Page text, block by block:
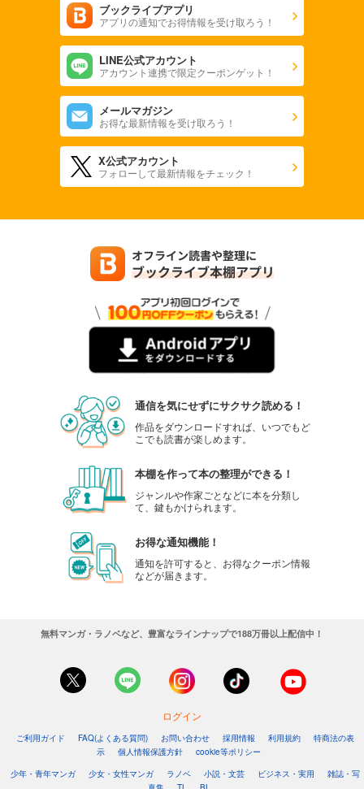
ブックライブアプリ
アプリの通知でお得情報を受け取ろう！
LINE公式アカウント
アカウント連携で限定クーポンゲット！
メールマガジン
お得な最新情報を受け取ろう！
X公式アカウント
フォローして最新情報をチェック！
通信を気にせずにサクサク読める！
作品をダウンロードすれば、いつでもど
こでも読書が楽しめます。
本棚を作って本の整理ができる！
ジャンルや作家ごとなどに本を分類し
て、鍵もかけられます。
お得な通知機能！
通知を許可すると、お得なクーポン情報
などが届きます。
無料マンガ・ラノベなど、豊富なラインナップで188万冊以上配信中！
ログイン
ご利用ガイド FAQ(よくある質問) お問い合わせ 採用情報 利用規約
特商法の表
示
個人情報保護方針
cookie等ポリシー
少年・青年マンガ
少女・女性マンガ ラノベ 小説・文芸 ビジネス・実用
雑誌・写